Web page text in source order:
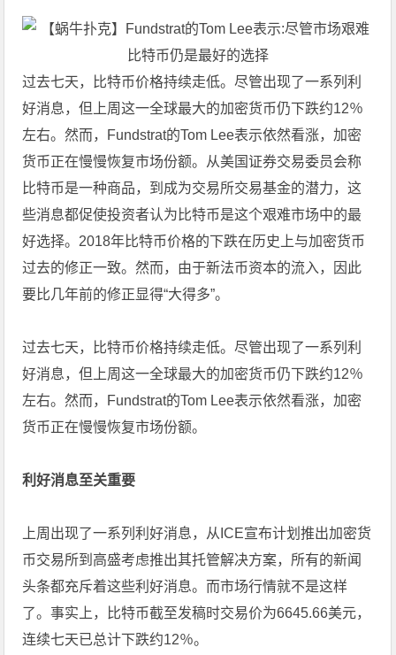
过去七天， 比特币价格持续走低。尽管出现了一系列利
好消息，但上周这一全球最大的加密货币仍下跌约12％
左右。然而，Fundstrat的Tom Lee表示依然看涨，加密
货币正在慢慢恢复市场份额。从美国证券交易委员会称
比特币是一种商品，到成为交易所交易基金的潜力，这
些消息都促使投资者认为比特币是这个艰难市场中的最
好选择。2018年比特币价格的下跌在历史上与加密货币
过去的修正一致。然而，由于新法币资本的流入，因此
要比几年前的修正显得“大得多”。
过去七天，比特币价格持续走低。尽管出现了一系列利
好消息，但上周这一全球最大的加密货币仍下跌约12％
左右。然而，Fundstrat的Tom Lee表示依然看涨，加密
货币正在慢慢恢复市场份额。
利好消息至关重要
上周出现了一系列利好消息，从ICE宣布计划推出加密货
币交易所到高盛考虑推出其托管解决方案，所有的新闻
头条都充斥着这些利好消息。而市场行情就不是这样
了。事实上，比特币截至发稿时交易价为6645.66美元，
连续七天已总计下跌约12％。